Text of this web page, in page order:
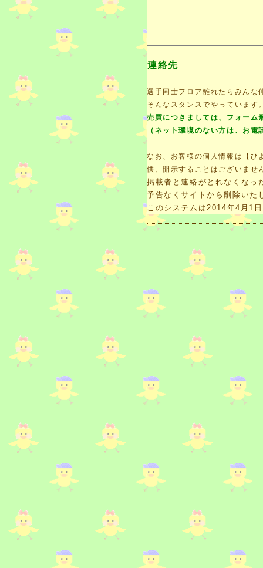
連絡先
選手同士フロア離れたらみんな
そんなスタンスでやっていま
売買につきましては、フォーム
（ネット環境のない方は、お
なお、お客様の個人情報は【ひ
供、開示することはございませ
掲載者と連絡がとれなくなっ
予告なくサイトから削除いた
このシステムは2014年4月1